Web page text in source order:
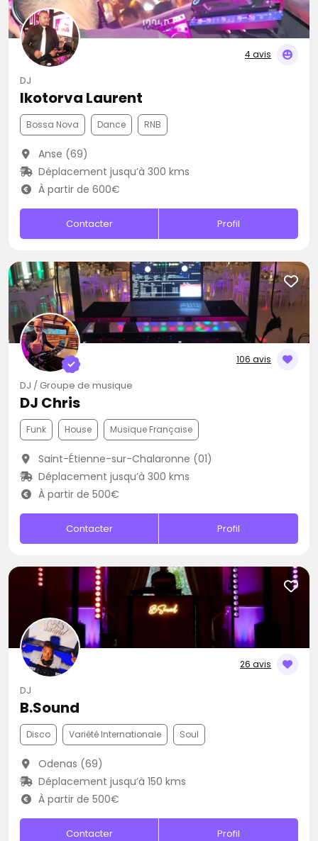
4 avis
DJ
Ikotorva Laurent
Bossa Nova Dance RNB
Anse (69)
Déplacement jusqu’à 300 kms
À partir de 600€
Contacter Profil
106 avis
DJ / Groupe de musique
DJ Chris
Funk House Musique Française
Saint-Étienne-sur-Chalaronne (01)
Déplacement jusqu’à 300 kms
À partir de 500€
Contacter Profil
26 avis
DJ
B.Sound
Disco Variété Internationale Soul
Odenas (69)
Déplacement jusqu’à 150 kms
À partir de 500€
Contacter Profil